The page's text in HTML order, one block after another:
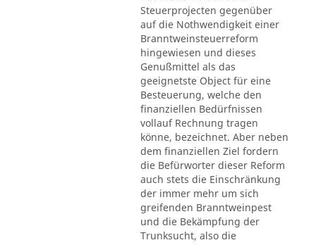
Steuerprojecten gegenüber
auf die Nothwendigkeit einer
Branntweinsteuerreform
hingewiesen und dieses
Genußmittel als das
geeignetste Object für eine
Besteuerung, welche den
finanziellen Bedürfnissen
vollauf Rechnung tragen
könne, bezeichnet. Aber neben
dem finanziellen Ziel fordern
die Befürworter dieser Reform
auch stets die Einschränkung
der immer mehr um sich
greifenden Branntweinpest
und die Bekämpfung der
Trunksucht, also die